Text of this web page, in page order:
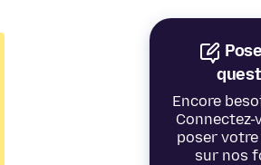
Encore
poser
sur nos